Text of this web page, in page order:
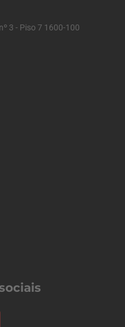
3 - Piso 7 1600-100